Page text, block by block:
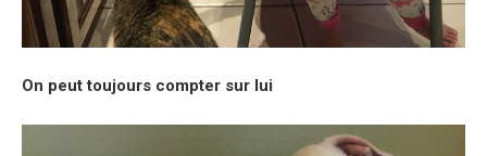
On peut toujours compter sur lui